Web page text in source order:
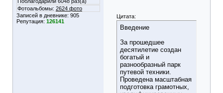
Фотоальбомы: 2624 фото
Записей в дневнике: 905
Репутация: 126141
Цитата:
Введение
За прошедшее
десятилетие создан
богатый и
разнообразный парк
путевой техники.
Проведена масштабная
подготовка грамотных,